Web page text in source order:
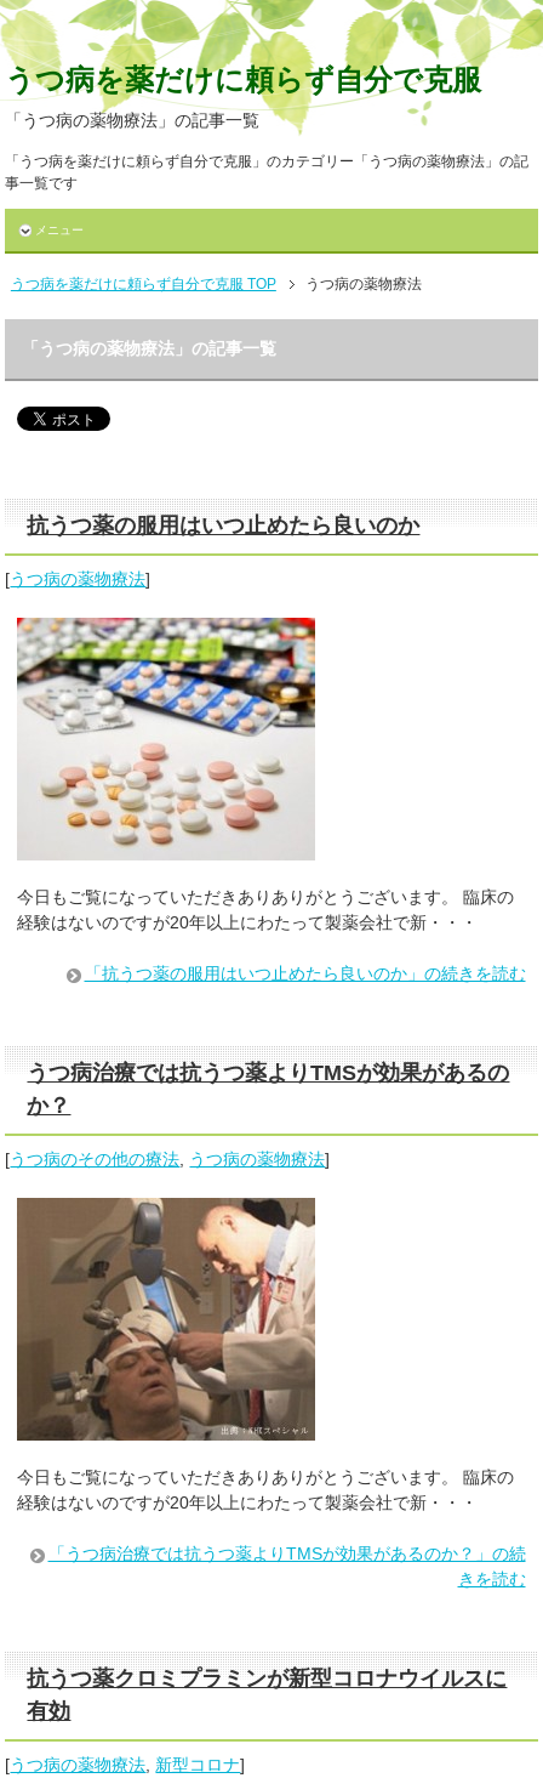
うつ病を薬だけに頼らず自分で克服
「うつ病の薬物療法」の記事一覧
「うつ病を薬だけに頼らず自分で克服」のカテゴリー「うつ病の薬物療法」の記
事一覧です
メニュー
うつ病を薬だけに頼らず自分で克服 TOP うつ病の薬物療法
「うつ病の薬物療法」の記事一覧
抗うつ薬の服用はいつ止めたら良いのか
[うつ病の薬物療法]
今日もご覧になっていただきありありがとうございます。 臨床の
経験はないのですが20年以上にわたって製薬会社で新・・・
「抗うつ薬の服用はいつ止めたら良いのか」の続きを読む
うつ病治療では抗うつ薬よりTMSが効果があるの
か？
[うつ病のその他の療法 うつ病の薬物療法]
今日もご覧になっていただきありありがとうございます。 臨床の
経験はないのですが20年以上にわたって製薬会社で新・・・
「うつ病治療では抗うつ薬よりTMSが効果があるのか？」の続
きを読む
抗うつ薬クロミプラミンが新型コロナウイルスに
有効
[うつ病の薬物療法 新型コロナ]